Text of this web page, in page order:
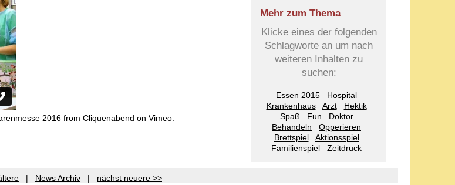
Mehr zum Thema
Klicke eines der folgenden
Schlagworte an um nach
weiteren Inhalten zu
suchen:
Essen 2015
Hospital
Krankenhaus
Arzt
Hektik
Spaß
Fun
Doktor
Behandeln
Opperieren
Brettspiel
Aktionsspiel
Familienspiel
Zeitdruck
2016 from Cliquenabend on Vimeo
| News Archiv | nächst neuere >>